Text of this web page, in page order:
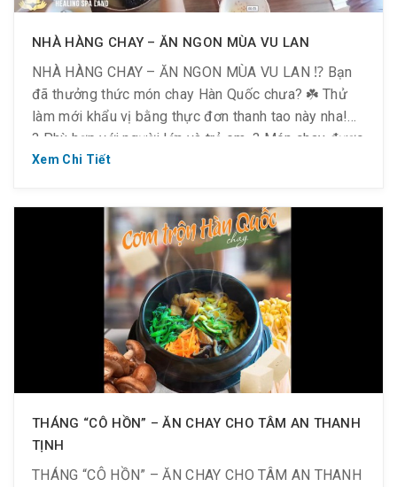
NHÀ HÀNG CHAY – ĂN NGON MÙA VU LAN
NHÀ HÀNG CHAY – ĂN NGON MÙA VU LAN ⁉️ Bạn
đã thưởng thức món chay Hàn Quốc chưa? ☘️ Thử
làm mới khẩu vị bằng thực đơn thanh tao này nha!
? Phù hợp với người lớn và trẻ em. ? Món chay được
chế biến xanh sạch bởi đầu bếp người Hàn.
Xem Chi Tiết
THÁNG “CÔ HỒN” – ĂN CHAY CHO TÂM AN THANH
TỊNH
THÁNG “CÔ HỒN” – ĂN CHAY CHO TÂM AN THANH